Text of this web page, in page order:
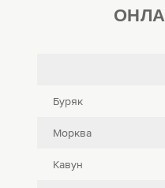
Буряк
Морква
Кавун